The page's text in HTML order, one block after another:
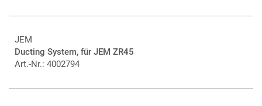
JEM
Ducting System, für JEM ZR45
Art.-Nr.: 4002794